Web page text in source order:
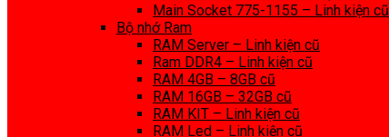
Main Socket 775-1155 – Linh kiện cũ
Bộ nhớ Ram
RAM Server – Linh kiện cũ
Ram DDR4 – Linh kiện cũ
RAM 4GB – 8GB cũ
RAM 16GB – 32GB cũ
RAM KIT – Linh kiện cũ
RAM Led – Linh kiện cũ